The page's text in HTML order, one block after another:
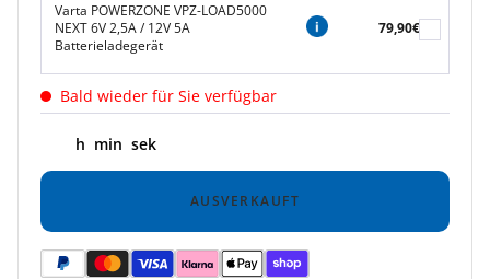
Varta POWERZONE VPZ-LOAD5000
NEXT 6V 2,5A / 12V 5A
Batterieladegerät
79,90€
Bald wieder für Sie verfügbar
h min sek
AUSVERKAUFT